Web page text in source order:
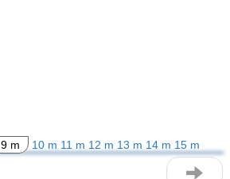
9 m 10 m 11 m 12 m 13 m 14 m 15 m